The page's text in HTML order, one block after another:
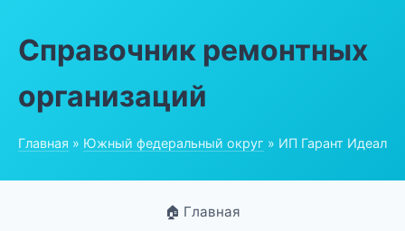
Справочник ремонтных
организаций
Главная » Южный федеральный округ » ИП Гарант Идеал
🏠 Главная